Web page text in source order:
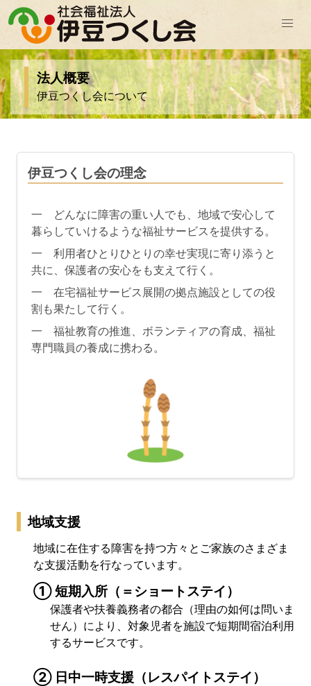
法人概要
伊豆つくし会について
伊豆つくし会の理念
一 どんなに障害の重い人でも、地域で安心して
暮らしていけるような福祉サービスを提供する。
一 利用者ひとりひとりの幸せ実現に寄り添うと
共に、保護者の安心をも支えて行く。
一 在宅福祉サービス展開の拠点施設としての役
割も果たして行く。
一 福祉教育の推進、ボランティアの育成、福祉
専門職員の養成に携わる。
地域支援
地域に在住する障害を持つ方々とご家族のさまざま
な支援活動を行なっています。
① 短期入所（＝ショートステイ）
保護者や扶養義務者の都合（理由の如何は問いま
せん）により、対象児者を施設で短期間宿泊利用
するサービスです。
② 日中一時支援（レスパイトステイ）